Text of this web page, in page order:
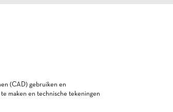
(CAD) gebruiken en
maken en technische tekeningen